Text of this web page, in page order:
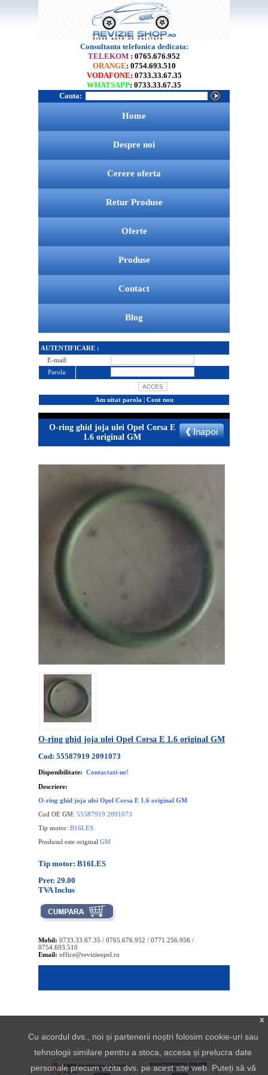
Consultanta telefonica dedicata:
TELEKOM : 0765.676.952
ORANGE: 0754.693.510
VODAFONE: 0733.33.67.35
WHATSAPP: 0733.33.67.35
Cauta:
Home
Despre noi
Cerere oferta
Retur Produse
Oferte
Produse
Contact
Blog
AUTENTIFICARE :
E-mail:
Parola:
Am uitat parola | Cont nou
O-ring ghid joja ulei Opel Corsa E
1.6 original GM
O-ring ghid joja ulei Opel Corsa E 1.6 original GM
Cod: 55587919 2091073
Disponibilitate: Contactati-ne!
Descriere:
O-ring ghid joja ulei Opel Corsa E 1.6 original GM
Cod OE GM: 55587919 2091073
Tip motor: B16LES
Produsul este original GM
Tip motor: B16LES
Pret: 29.00
TVA Inclus
Mobil: 0733.33.67.35 / 0765.676.952 / 0771.256.956 /
0754.693.510
Email: office@revizieopel.ro
x
Cu acordul dvs., noi și partenerii noștri folosim cookie-uri sau
tehnologii similare pentru a stoca, accesa și prelucra date
personale precum vizita dvs. pe acest site web. Puteți să vă